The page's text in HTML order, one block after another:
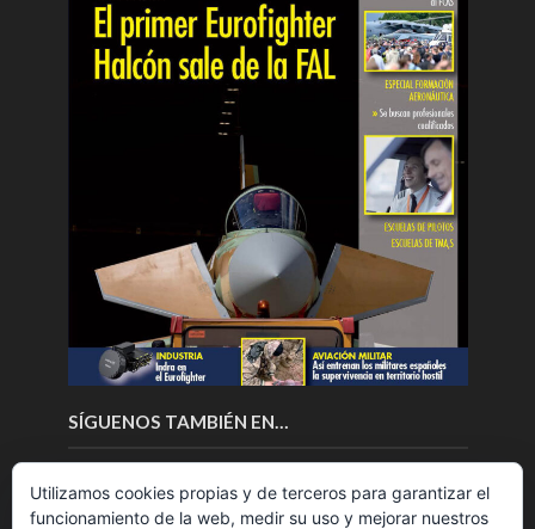
SÍGUENOS TAMBIÉN EN…
Utilizamos cookies propias y de terceros para garantizar el
funcionamiento de la web, medir su uso y mejorar nuestros